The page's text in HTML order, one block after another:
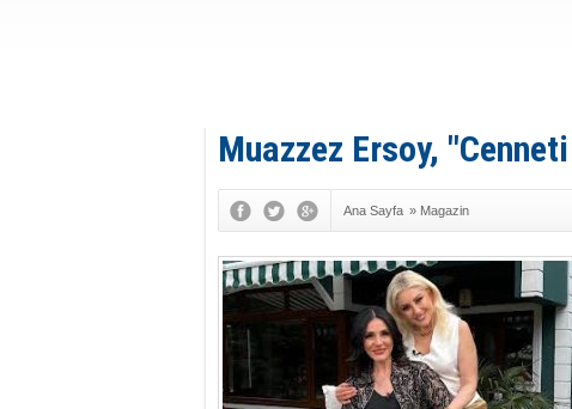
Muazzez Ersoy,
Ana Sayfa » Magazin